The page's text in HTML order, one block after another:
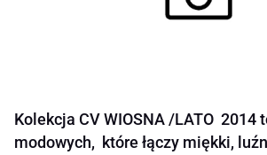
Kolekcja CV WIOSNA /LATO
modowych, które łączy miękki,